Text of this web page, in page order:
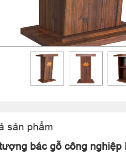
sản phẩm
bác gỗ công nghiệp